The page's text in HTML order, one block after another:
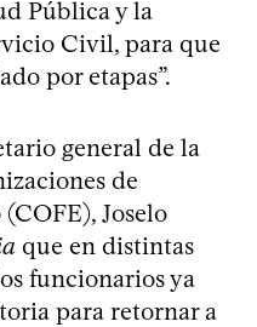
Pública y la
Civil, para que
por etapas”.
general de la
de
Joselo
que en distintas
funcionarios ya
para retornar a